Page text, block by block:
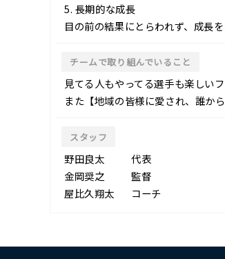
5. 長期的な成長
目の前の結果にとらわれず、成長
チームで取り組んでいること
見てる人もやってる選手も楽しい
また【地域の皆様に愛され、誰か
スタッフ
野田良太
代表
金岡奨之
監督
屋比久翔太
コーチ